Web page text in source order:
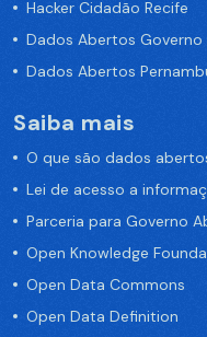
Hacker Cidadão Recife
Dados Abertos Governo
Dados Abertos
Saiba mais
O que são dados
Lei de acesso a
Parceria para Governo
Open Knowledge
Open Data Commons
Open Data Definition